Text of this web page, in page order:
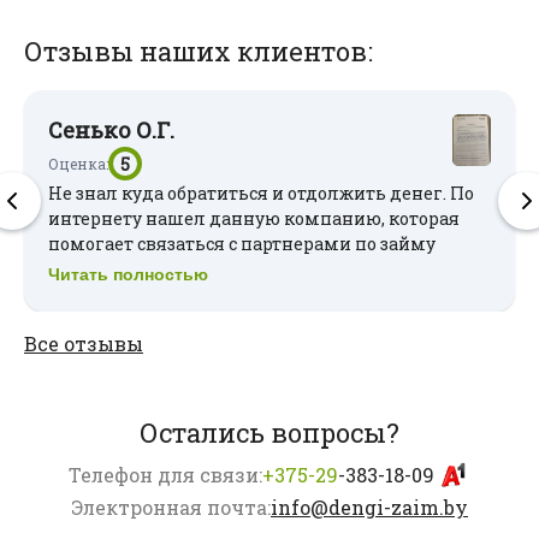
🟢 Срок займа:
от 1 до 100 месяцев
Отзывы наших клиентов:
Сенько О.Г.
Оценка:
5
Не знал куда обратиться и отдолжить денег. По
интернету нашел данную компанию, которая
помогает связаться с партнерами по займу
денег. Понравилось, что есть разные пути
часа. Смог оформить займ. Нужен был только
Читать полностью
Все отзывы
Остались вопросы?
Телефон для связи:+375-29-383-18-09
Электронная почта:info@dengi-zaim.by